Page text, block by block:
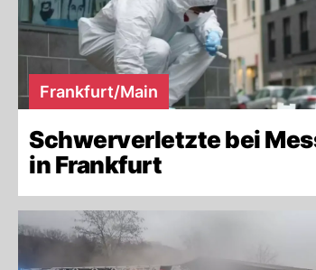
Frankfurt/Main
Schwerverletzte bei
in Frankfurt